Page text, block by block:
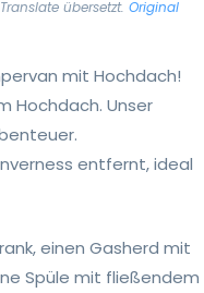
übersetzt. Original
mit Hochdach!
Hochdach. Unser
entfernt, ideal
einen Gasherd mit
Spüle mit fließendem